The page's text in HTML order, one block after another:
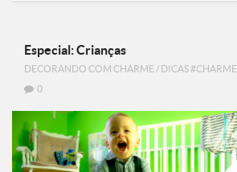
Especial: Crianças
DECORANDO COM CHARME / DICAS #CHARME
0